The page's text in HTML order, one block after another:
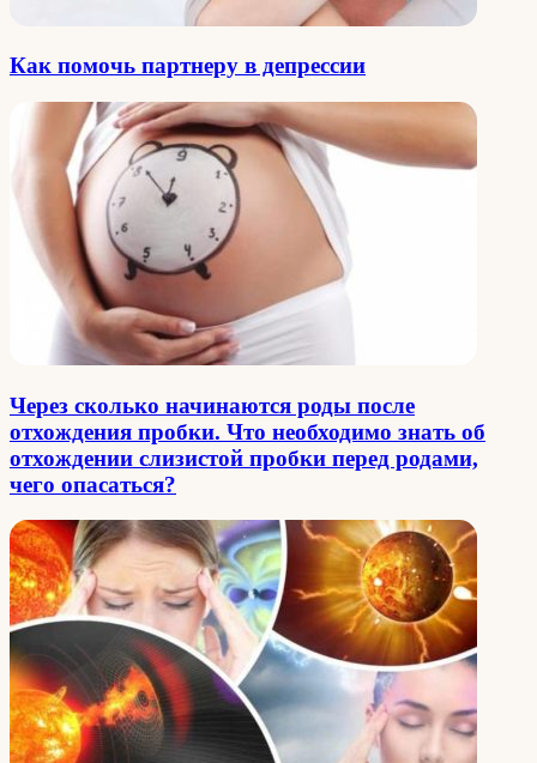
Как помочь партнеру в депрессии
Через сколько начинаются роды после
отхождения пробки. Что необходимо знать об
отхождении слизистой пробки перед родами,
чего опасаться?